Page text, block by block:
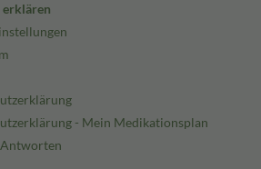
- Mein Medikationsplan